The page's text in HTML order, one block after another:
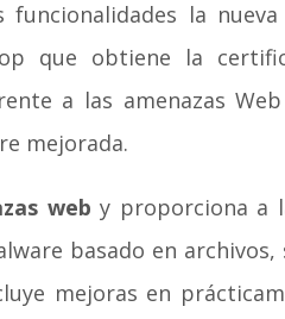
la
que obtiene la
a las amenazas
mejorada.
web y proporciona a
basado en
mejoras en